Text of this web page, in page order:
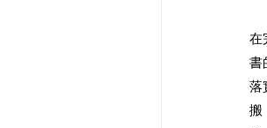
在
書
落
搬